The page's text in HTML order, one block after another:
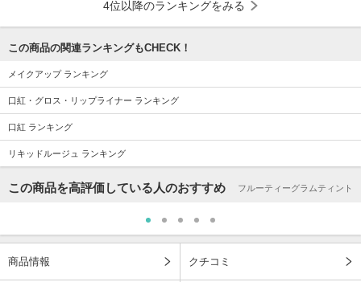
4位以降のランキングをみる
この商品の関連ランキングもCHECK！
メイクアップ ランキング
口紅・グロス・リップライナー ランキング
口紅 ランキング
リキッドルージュ ランキング
この商品を高評価している人のおすすめ フルーティーグラムティント
商品情報 クチコミ